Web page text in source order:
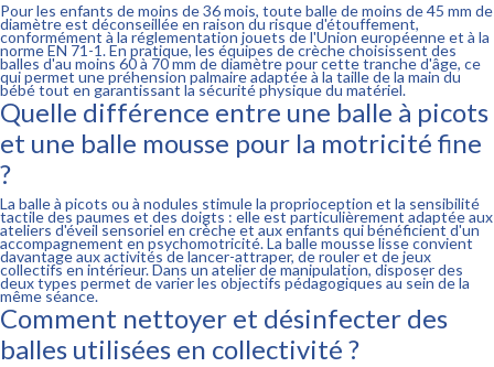
Pour les enfants de moins de 36 mois, toute balle de moins de 45 mm de
diamètre est déconseillée en raison du risque d'étouffement,
conformément à la réglementation jouets de l'Union européenne et à la
norme EN 71-1. En pratique, les équipes de crèche choisissent des
balles d'au moins 60 à 70 mm de diamètre pour cette tranche d'âge, ce
qui permet une préhension palmaire adaptée à la taille de la main du
bébé tout en garantissant la sécurité physique du matériel.
Quelle différence entre une balle à picots
et une balle mousse pour la motricité fine
?
La balle à picots ou à nodules stimule la proprioception et la sensibilité
tactile des paumes et des doigts : elle est particulièrement adaptée aux
ateliers d'éveil sensoriel en crèche et aux enfants qui bénéficient d'un
accompagnement en psychomotricité. La balle mousse lisse convient
davantage aux activités de lancer-attraper, de rouler et de jeux
collectifs en intérieur. Dans un atelier de manipulation, disposer des
deux types permet de varier les objectifs pédagogiques au sein de la
même séance.
Comment nettoyer et désinfecter des
balles utilisées en collectivité ?